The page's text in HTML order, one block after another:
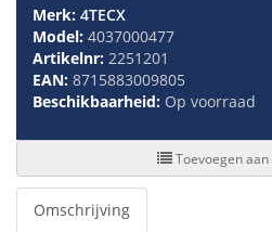
Merk: 4TECX
Model: 4037000477
Artikelnr: 2251201
EAN: 8715883009805
Beschikbaarheid: Op voorraad
Omschrijving